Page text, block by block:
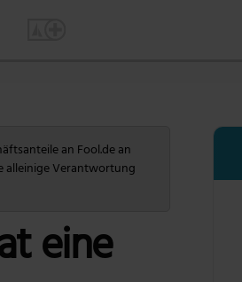
an Fool.de an
alleinige Verantwortung
eine